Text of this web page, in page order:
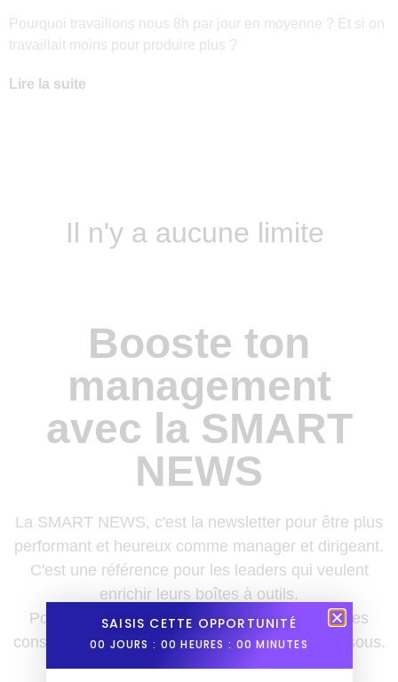
Pourquoi travaillons nous 8h par jour en moyenne ? Et si on
travaillait moins pour produire plus ?
Lire la suite
Il n'y a aucune limite
Booste ton
management
avec la SMART
NEWS
La SMART NEWS, c'est la newsletter pour être plus
performant et heureux comme manager et dirigeant.
C'est une référence pour les leaders qui veulent
enrichir leurs boîtes à outils.
Pour recevoir des nouvelles, des astuces et des
conseils une fois par semaine, inscris-toi ci-dessous.
SAISIS CETTE OPPORTUNITÉ
00 JOURS : 00 HEURES : 00 MINUTES